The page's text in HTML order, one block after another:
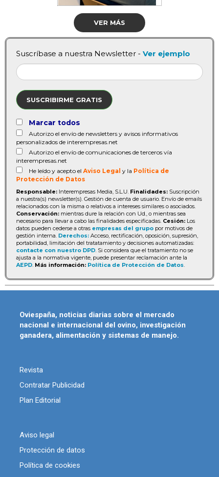
VER MÁS
Suscríbase a nuestra Newsletter - Ver ejemplo
SUSCRIBIRME GRATIS
Marcar todos
Autorizo el envío de newsletters y avisos informativos
personalizados de interempresas.net
Autorizo el envío de comunicaciones de terceros vía
interempresas.net
He leído y acepto el Aviso Legal y la Política de
Protección de Datos
Responsable: Interempresas Media, S.L.U. Finalidades: Suscripción
a nuestra(s) newsletter(s). Gestión de cuenta de usuario. Envío de emails
relacionados con la misma o relativos a intereses similares o asociados.
Conservación: mientras dure la relación con Ud., o mientras sea
necesario para llevar a cabo las finalidades especificadas. Cesión: Los
datos pueden cederse a otras empresas del grupo por motivos de
gestión interna. Derechos: Acceso, rectificación, oposición, supresión,
portabilidad, limitación del tratatamiento y decisiones automatizadas:
contacte con nuestro DPD . Si considera que el tratamiento no se
ajusta a la normativa vigente, puede presentar reclamación ante la
AEPD Más información: Política de Protección de Datos
Oviespaña, noticias diarias sobre el mercado
nacional e internacional del ovino, investigación
ganadera, alimentación y sistemas de manejo.
Revista
Contratar Publicidad
Plan Editorial
Aviso legal
Protección de datos
Política de cookies